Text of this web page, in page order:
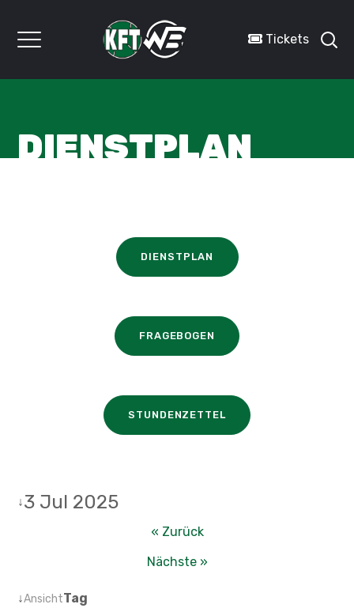
Tickets
DIENSTPLAN
DIENSTPLAN
FRAGEBOGEN
STUNDENZETTEL
↓3 Jul 2025
« Zurück
Nächste »
↓AnsichtTag